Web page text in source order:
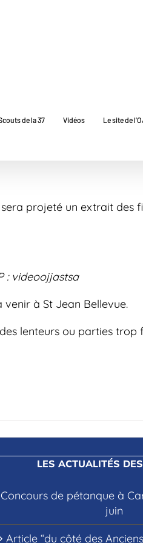
de la 37 Vidéos Le site de
projeté un extrait des
: videoojjastsa
venir à St Jean Bellevue.
lenteurs ou parties
LES ACTUALITÉS
Concours de pétanque à
juin
Article “du côté des